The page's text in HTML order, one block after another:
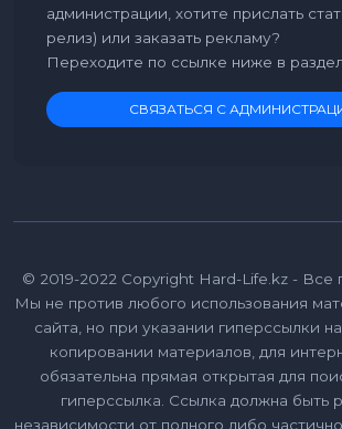
администрации, хотите прислать
релиз) или заказать рекламу?
Переходите по ссылке ниже в
СВЯЗАТЬСЯ С
© 2019-2022 Copyright Hard-Life.kz - Все
Мы не против любого использования
сайта, но при указании гиперссылки
копировании материалов, для
обязательна прямая открытая для
гиперссылка. Ссылка должна быть
независимости от полного либо